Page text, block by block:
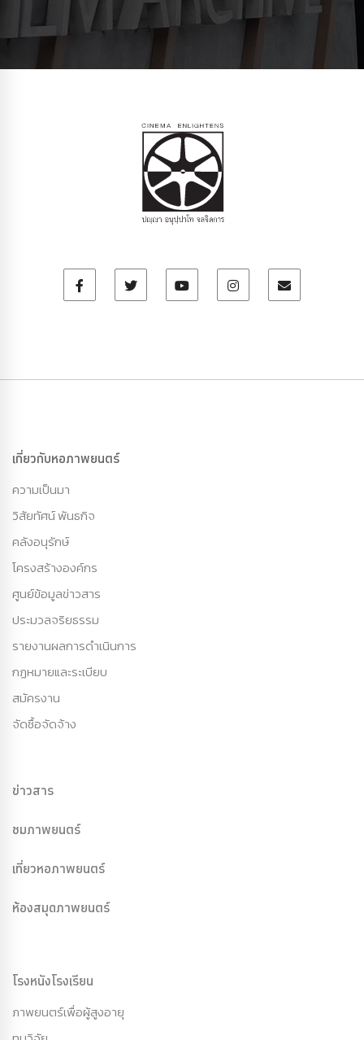
เกี่ยวกับหอภาพยนตร์
ความเป็นมา
วิสัยทัศน์ พันธกิจ
คลังอนุรักษ์
โครงสร้างองค์กร
ศูนย์ข้อมูลข่าวสาร
ประมวลจริยธรรม
รายงานผลการดำเนินการ
กฏหมายและระเบียบ
สมัครงาน
จัดซื้อจัดจ้าง
ข่าวสาร
ชมภาพยนตร์
เที่ยวหอภาพยนตร์
ห้องสมุดภาพยนตร์
โรงหนังโรงเรียน
ภาพยนตร์เพื่อผู้สูงอายุ